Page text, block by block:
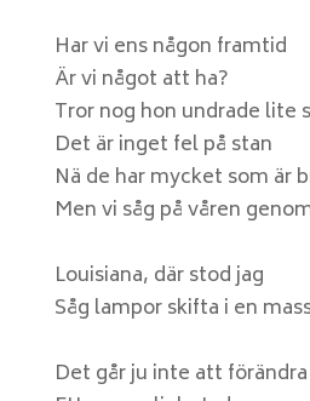
Har vi ens någon framtid
Är vi något att ha?
Tror nog hon undrade lite
Det är inget fel på stan
Nä de har mycket som är
Men vi såg på våren
Louisiana, där stod jag
Såg lampor skifta i en
Det går ju inte att förändra